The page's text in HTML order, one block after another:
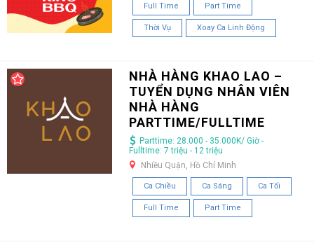
Full Time Part Time
Thời Vụ Xoay Ca Linh Động
NHÀ HÀNG KHAO LAO –
TUYỂN DỤNG NHÂN VIÊN
NHÀ HÀNG
PARTTIME/FULLTIME
Parttime: 28.000 - 35.000K/ Giờ -
Fulltime: 7 triệu - 12 triệu
Nhiều Quận, Hồ Chí Minh
Ca Chiều Ca Sáng Ca Tối
Full Time Part Time